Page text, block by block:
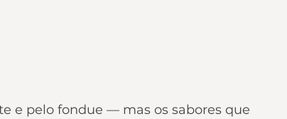
e pelo fondue — mas os sabores que